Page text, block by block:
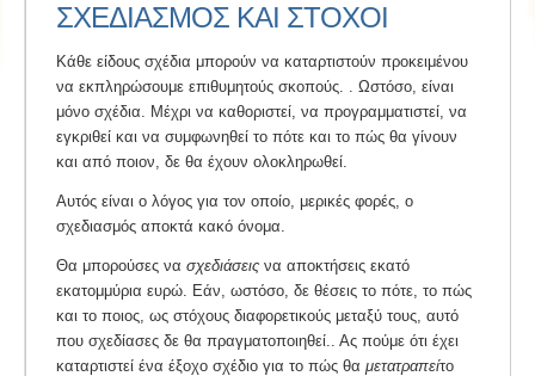
ΣΧΕΔΙΑΣΜΟΣ ΚΑΙ ΣΤΟΧΟΙ
Κάθε είδους σχέδια μπορούν να καταρτιστούν προκειμένου
να εκπληρώσουμε επιθυμητούς σκοπούς. . Ωστόσο, είναι
μόνο σχέδια. Μέχρι να καθοριστεί, να προγραμματιστεί, να
εγκριθεί και να συμφωνηθεί το πότε και το πώς θα γίνουν
και από ποιον, δε θα έχουν ολοκληρωθεί.
Αυτός είναι ο λόγος για τον οποίο, μερικές φορές, ο
σχεδιασμός αποκτά κακό όνομα.
Θα μπορούσες να σχεδιάσεις να αποκτήσεις εκατό
εκατομμύρια ευρώ. Εάν, ωστόσο, δε θέσεις το πότε, το πώς
και το ποιος, ως στόχους διαφορετικούς μεταξύ τους, αυτό
που σχεδίασες δε θα πραγματοποιηθεί.. Ας πούμε ότι έχει
καταρτιστεί ένα έξοχο σχέδιο για το πώς θα μετατραπείτο